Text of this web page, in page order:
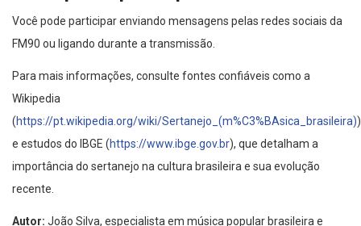
Você pode participar enviando mensagens pelas redes sociais da
FM90 ou ligando durante a transmissão.
Para mais informações, consulte fontes confiáveis como a
Wikipedia
(https://pt.wikipedia.org/wiki/Sertanejo_(m%C3%BAsica_brasileira))
e estudos do IBGE (https://www.ibge.gov.br), que detalham a
importância do sertanejo na cultura brasileira e sua evolução
recente.
Autor: João Silva, especialista em música popular brasileira e